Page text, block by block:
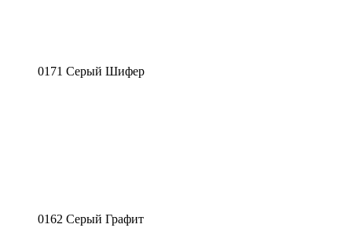
0171 Серый Шифер
0162 Серый Графит